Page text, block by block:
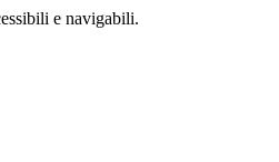
e navigabili.